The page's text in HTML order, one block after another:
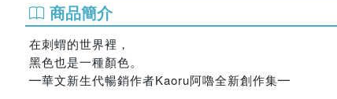
商品簡介
在刺蝟的世界裡，
黑色也是一種顏色。
━華文新生代暢銷作者Kaoru阿嚕全新創作集━